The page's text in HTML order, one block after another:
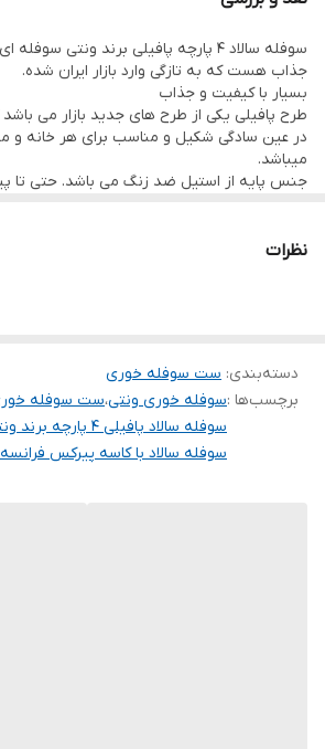
محصول به طور کامل وارداتی هست حتی تا پیچ
هستند.
سوفله سالاد ۴ پارچه پافیلی برند ونتی
جذاب هست که به تازگی وارد بازار ایران شده.
بسیار با کیفیت و جذاب
طرح پافیلی یکی از طرح های جدید بازار می باشد
در عین سادگی شکیل و مناسب برای هر خانه و
میباشد.
جنس پایه از استیل ضد زنگ می باشد. حتی تا
جنس قاشق ها از استیل ضد زنگ است.
نظرات
دسته‌بندی: ست سوفله خوری
برچسب‌ها :سوفله خوری ونتی،ست سوفله
سوفله سالاد پافیلی ۴ پارچه برند ونتی
سوفله سالاد با کاسه پیرکس فرانسه